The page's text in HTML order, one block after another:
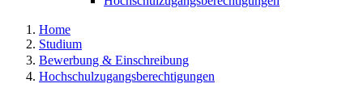
Home
Studium
Bewerbung & Einschreibung
Hochschulzugangsberechtigungen